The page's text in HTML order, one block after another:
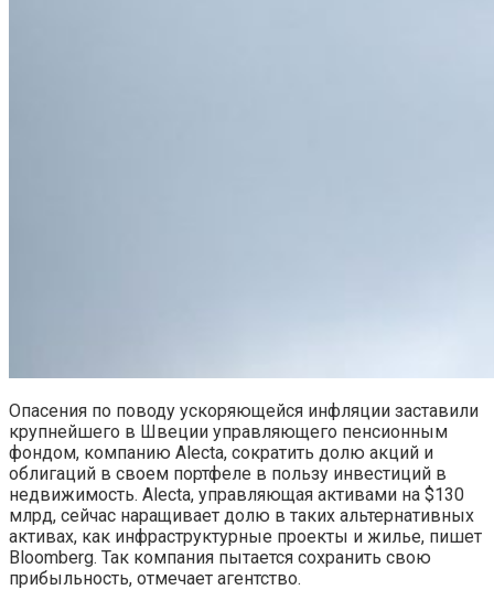
Опасения по поводу ускоряющейся инфляции заставили
крупнейшего в Швеции управляющего пенсионным
фондом, компанию Alecta, сократить долю акций и
облигаций в своем портфеле в пользу инвестиций в
недвижимость. Alecta, управляющая активами на $130
млрд, сейчас наращивает долю в таких альтернативных
активах, как инфраструктурные проекты и жилье, пишет
Bloomberg. Так компания пытается сохранить свою
прибыльность, отмечает агентство.